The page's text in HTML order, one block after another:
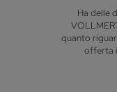
Ha delle
quanto
offerta